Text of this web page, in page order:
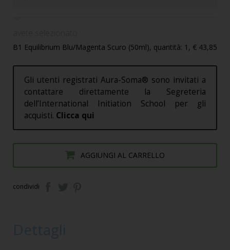
B1 Equilibrium Blu/Magenta Scuro (50ml), quantità: 1, € 43,85
Gli utenti registrati Aura-Soma® sono invitati a
contattare direttamente la Segreteria
dell’International Initiation School per gli
acquisti. Clicca qui
AGGIUNGI AL CARRELLO
condividi